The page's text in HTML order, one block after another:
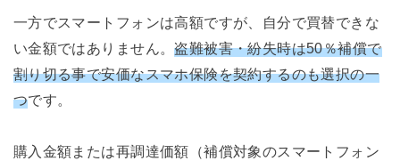
一方でスマートフォンは高額ですが、自分で買替できな
い金額ではありません。盗難被害・紛失時は50％補償で
割り切る事で安価なスマホ保険を契約するのも選択の一
つです。
購入金額または再調達価額（補償対象のスマートフォン